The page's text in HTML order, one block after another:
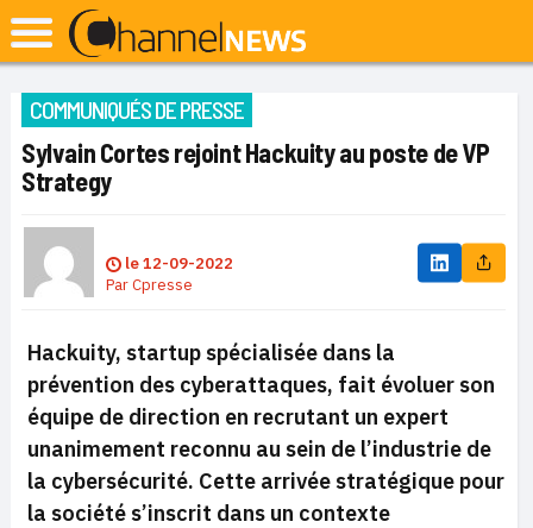
COMMUNIQUÉS DE PRESSE
Sylvain Cortes rejoint Hackuity au poste de VP
Strategy
le12-09-2022
ParCpresse
Hackuity, startup spécialisée dans la
prévention des cyberattaques, fait évoluer son
équipe de direction en recrutant un expert
unanimement reconnu au sein de l’industrie de
la cybersécurité. Cette arrivée stratégique pour
la société s’inscrit dans un contexte